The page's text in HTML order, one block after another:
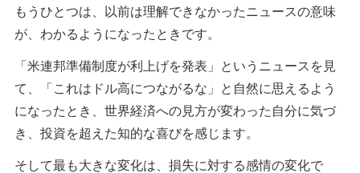
もうひとつは、以前は理解できなかったニュースの意味
が、わかるようになったときです。
「米連邦準備制度が利上げを発表」というニュースを見
て、「これはドル高につながるな」と自然に思えるよう
になったとき、世界経済への見方が変わった自分に気づ
き、投資を超えた知的な喜びを感じます。
そして最も大きな変化は、損失に対する感情の変化で